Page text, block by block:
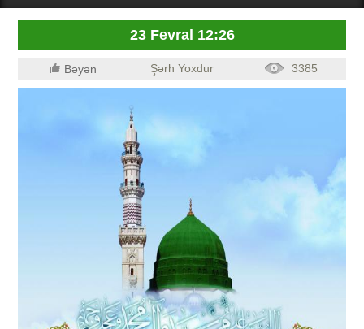
23 Fevral 12:26
Bəyən Şərh Yoxdur 3385